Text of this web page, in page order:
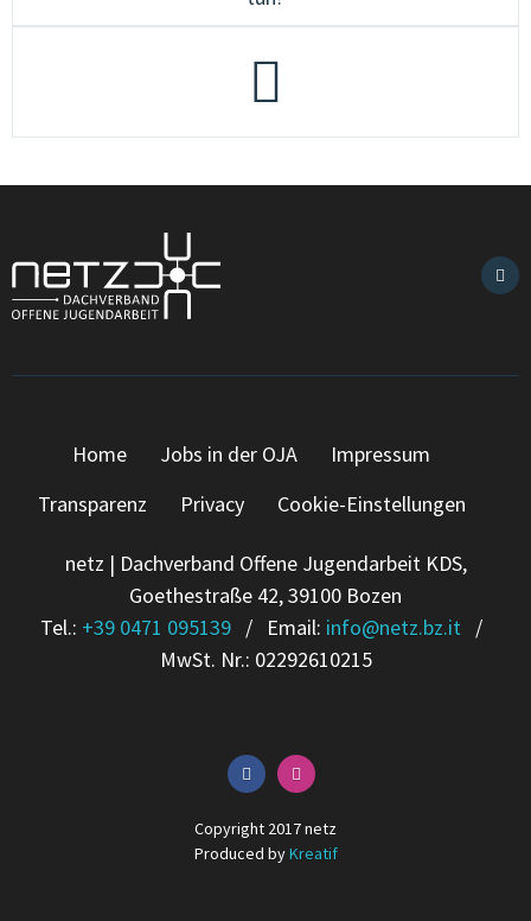
Home Jobs in der OJA
Impressum
Transparenz
Privacy Cookie-Einstellungen
netz | Dachverband Offene Jugendarbeit KDS,
Goethestraße 42, 39100 Bozen
Tel.: +39 0471 095139/ Email: info@netz.bz.it /
MwSt. Nr.: 02292610215
Copyright 2017 netz
Produced byKreatif